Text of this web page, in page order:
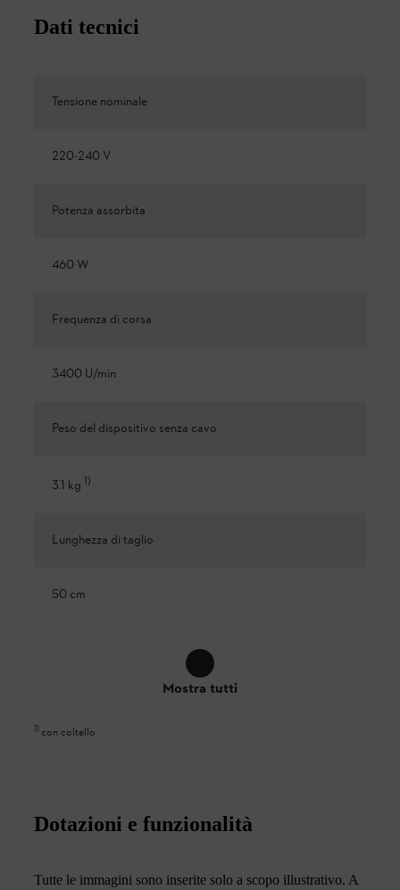
Dati tecnici
Tensione nominale
220-240 V
Potenza assorbita
460 W
Frequenza di corsa
3400 U/min
Peso del dispositivo senza cavo
3.1 kg 1)
Lunghezza di taglio
50 cm
Mostra tutti
1) con coltello
Dotazioni e funzionalità
Tutte le immagini sono inserite solo a scopo illustrativo. A